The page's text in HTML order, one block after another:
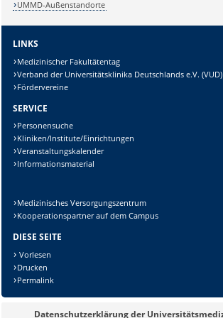
Lösung:
UMMD-Außenstandorte
LINKS
Medizinischer Fakultätentag
Verband der Universitätsklinika Deutschlands e.V. (VUD)
Fördervereine
SERVICE
Personensuche
Kliniken/Institute/Einrichtungen
Veranstaltungskalender
Informationsmaterial
Medizinisches Versorgungszentrum
Kooperationspartner auf dem Campus
DIESE SEITE
Vorlesen
Drucken
Permalink
Datenschutzerklärung der